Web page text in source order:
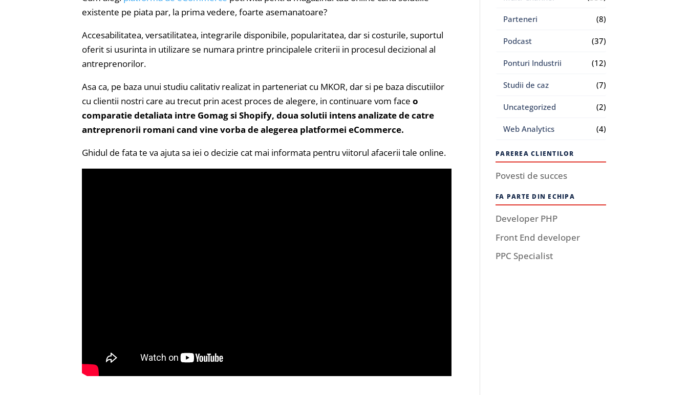
existente pe piata par, la prima vedere, foarte asemanatoare?
Accesabilitatea, versatilitatea, integrarile disponibile, popularitatea, dar si costurile, suportul
oferit si usurinta in utilizare se numara printre principalele criterii in procesul decizional al
antreprenorilor.
Asa ca, pe baza unui studiu calitativ realizat in parteneriat cu MKOR, dar si pe baza discutiilor
cu clientii nostri care au trecut prin acest proces de alegere, in continuare vom face o
comparatie detaliata intre Gomag si Shopify, doua solutii intens analizate de catre
antreprenorii romani cand vine vorba de alegerea platformei eCommerce.
Ghidul de fata te va ajuta sa iei o decizie cat mai informata pentru viitorul afacerii tale online.
Parteneri (8)
Podcast (37)
Ponturi Industrii (12)
Studii de caz (7)
Uncategorized (2)
Web Analytics (4)
PAREREA CLIENTILOR
Povesti de succes
FA PARTE DIN ECHIPA
Developer PHP
Front End developer
PPC Specialist